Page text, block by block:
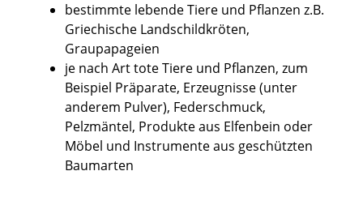
bestimmte lebende Tiere und Pflanzen z.B.
Griechische Landschildkröten,
Graupapageien
je nach Art tote Tiere und Pflanzen, zum
Beispiel Präparate, Erzeugnisse (unter
anderem Pulver), Federschmuck,
Pelzmäntel, Produkte aus Elfenbein oder
Möbel und Instrumente aus geschützten
Baumarten